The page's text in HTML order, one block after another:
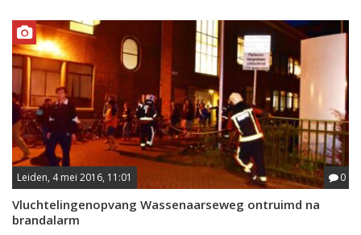
Leiden, 4 mei 2016, 11:01 0
Vluchtelingenopvang Wassenaarseweg ontruimd na
brandalarm